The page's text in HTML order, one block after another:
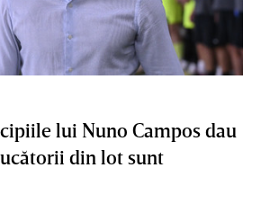
lui Nuno Campos dau
din lot sunt